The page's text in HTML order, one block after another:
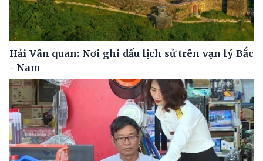
Hải Vân quan: Nơi ghi dấu lịch sử trên vạn lý Bắc
- Nam